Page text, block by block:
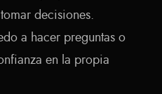
decisiones.
a hacer preguntas o
en la propia